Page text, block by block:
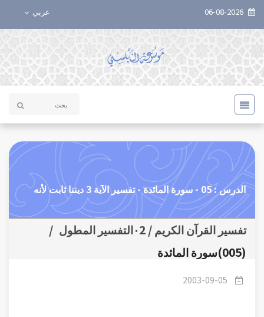
عربي
الدرس : 05 - سورة المائدة - تفسير الآية 3 ديننا ثابت لأنه
تفسير القرآن الكريم / ٠2التفسير المطول
/
(005)سورة المائدة
2003-09-05